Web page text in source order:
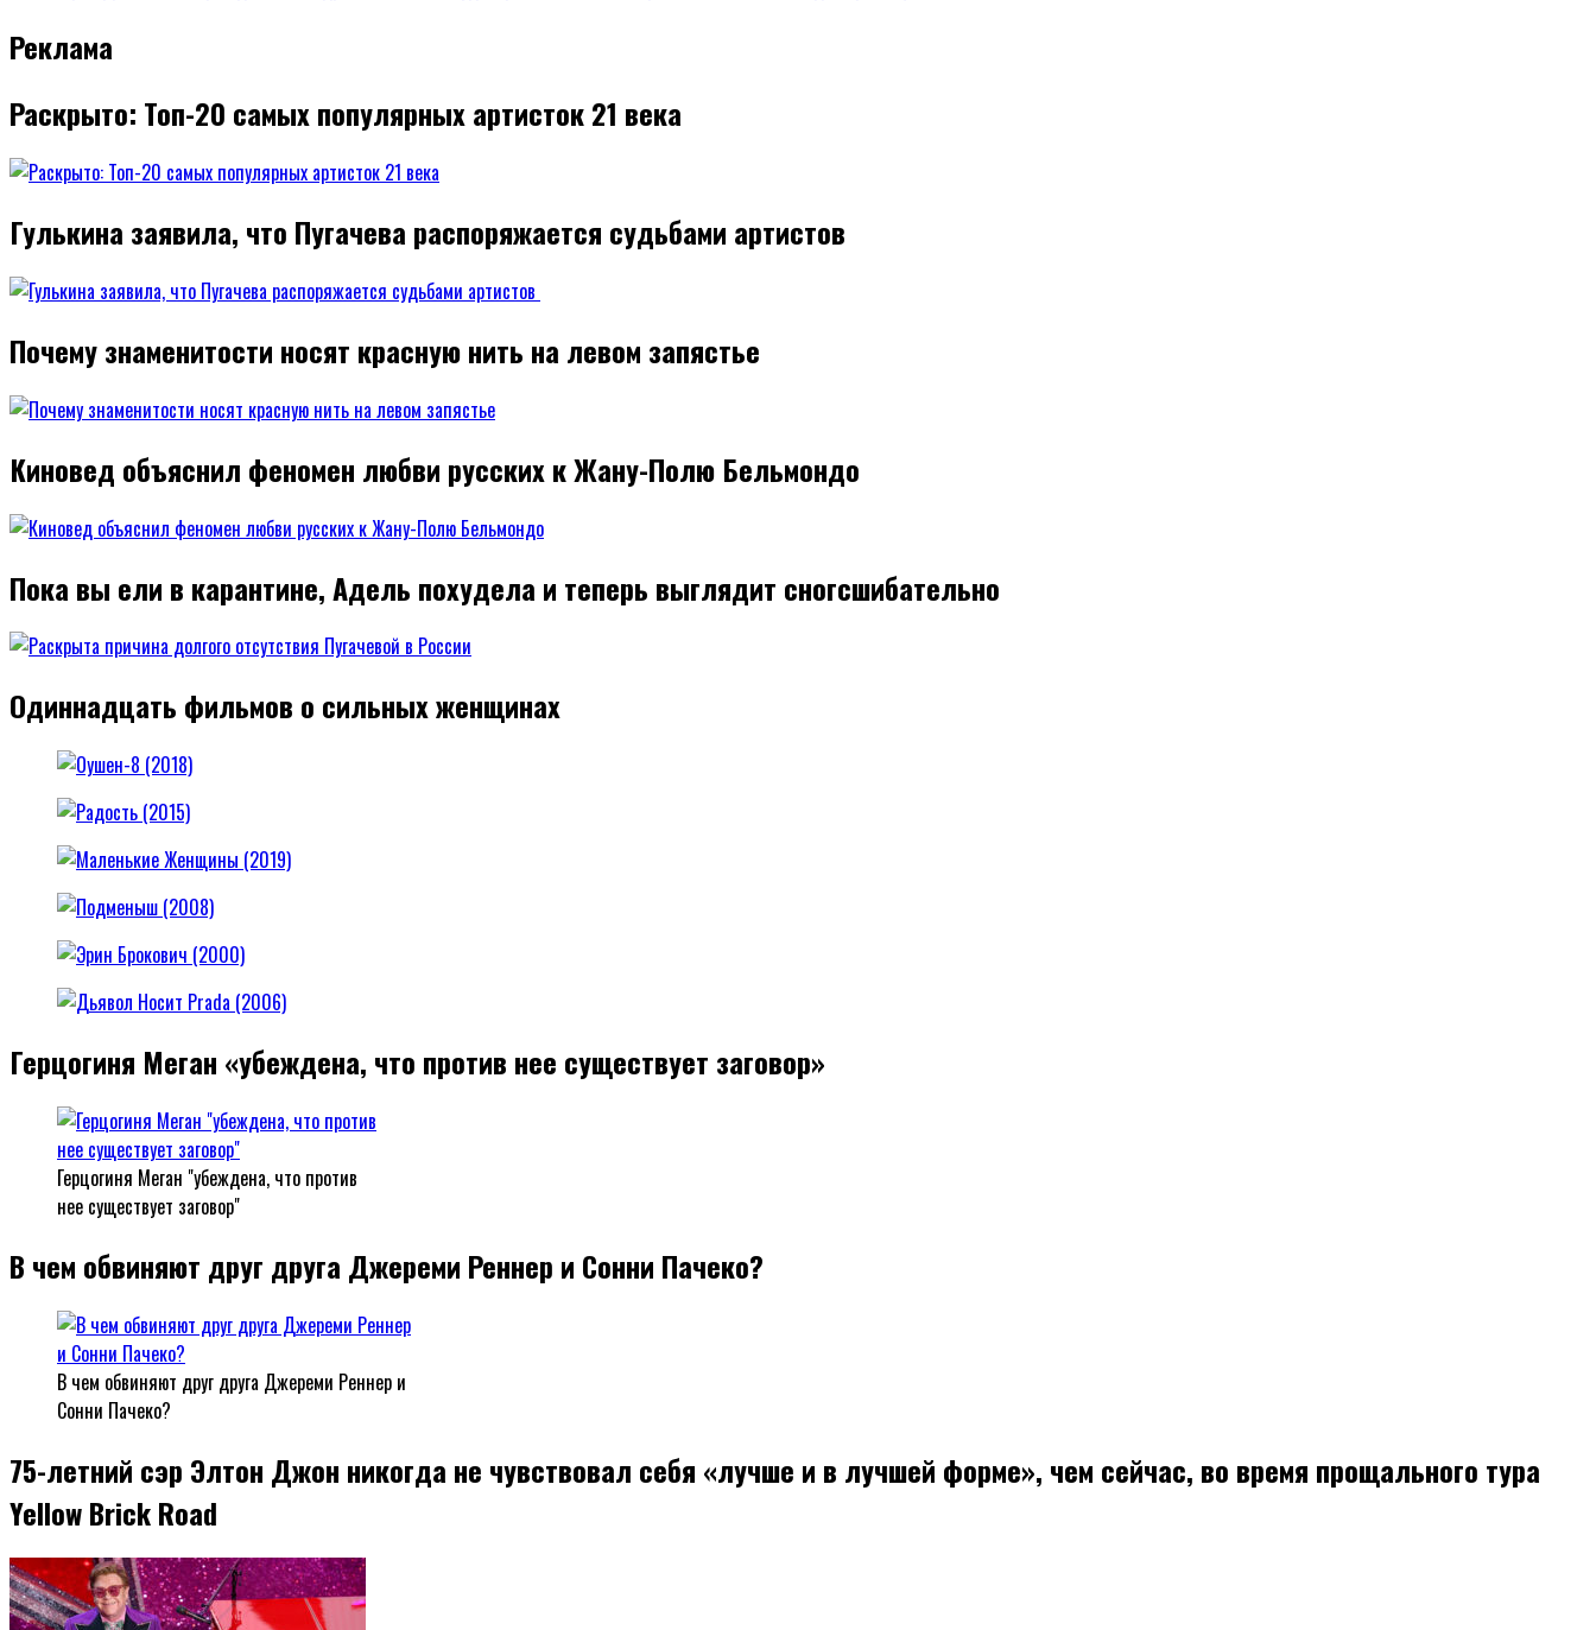
Реклама
Раскрыто: Топ-20 самых популярных артисток 21 века
Гулькина заявила, что Пугачева распоряжается судьбами артистов
Почему знаменитости носят красную нить на левом запястье
Киновед объяснил феномен любви русских к Жану-Полю Бельмондо
Пока вы ели в карантине, Адель похудела и теперь выглядит сногсшибательно
Одиннадцать фильмов о сильных женщинах
Герцогиня Меган «убеждена, что против нее существует заговор»
Герцогиня Меган "убеждена, что против
нее существует заговор"
В чем обвиняют друг друга Джереми Реннер и Сонни Пачеко?
В чем обвиняют друг друга Джереми Реннер и
Сонни Пачеко?
75-летний сэр Элтон Джон никогда не чувствовал себя «лучше и в лучшей форме», чем сейчас, во время прощального тура
Yellow Brick Road